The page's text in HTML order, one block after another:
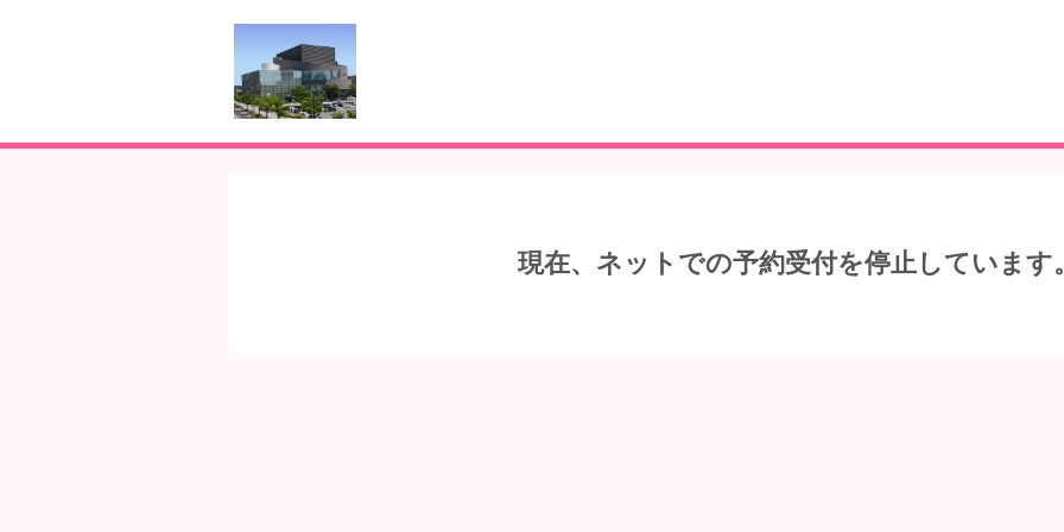
現在、ネットでの予約受付を停止しています